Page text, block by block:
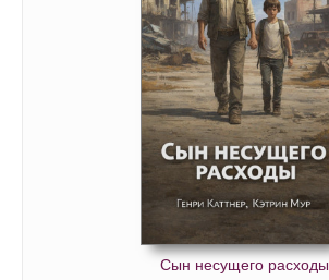
Сын несущего расходы